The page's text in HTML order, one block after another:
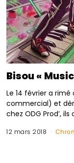
Bisou «
Le 14 février a
commercial) et
chez ODG Prod’, ils
12 mars 2018